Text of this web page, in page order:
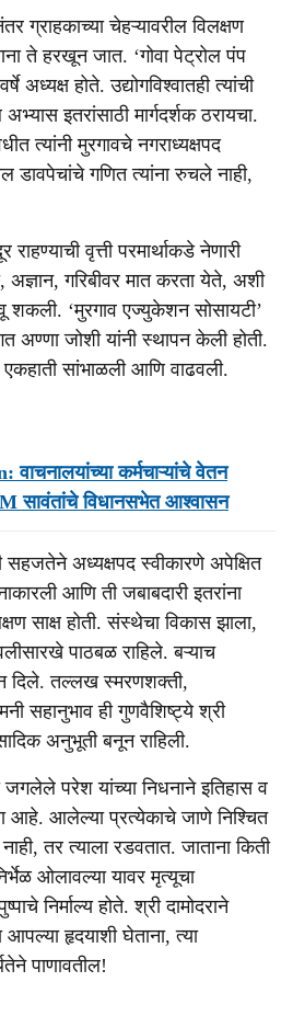
ग्राहकाच्या चेहऱ्यावरील विलक्षण
ते हरखून जात. ‘गोवा पेट्रोल पंप
होते. उद्योगविश्वातही त्यांची
इतरांसाठी मार्गदर्शक ठरायचा.
त्यांनी मुरगावचे नगराध्यक्षपद
डावपेचांचे गणित त्यांना रुचले नाही,
वृत्ती परमार्थाकडे नेणारी
अज्ञान, गरिबीवर मात करता येते, अशी
शकली. ‘मुरगाव एज्युकेशन सोसायटी’
अण्णा जोशी यांनी स्थापन केली होती.
एकहाती सांभाळली आणि वाढवली.
कर्मचाऱ्यांचे वेतन
सावंतांचे विधानसभेत आश्‍‍वासन
सहजतेने अध्यक्षपद स्वीकारणे अपेक्षित
आणि ती जबाबदारी इतरांना
साक्ष होती. संस्थेचा विकास झाला,
पाठबळ राहिले. बऱ्याच
दिले. तल्लख स्मरणशक्ती,
सहानुभाव ही गुणवैशिष्ट्ये श्री
अनुभूती बनून राहिली.
जगलेले परेश यांच्या निधनाने इतिहास व
आहे. आलेल्या प्रत्येकाचे जाणे निश्चित
तर त्याला रडवतात. जाताना किती
ओलावल्या यावर मृत्यूचा
निर्माल्य होते. श्री दामोदराने
हृदयाशी घेताना, त्या
पाणावतील!